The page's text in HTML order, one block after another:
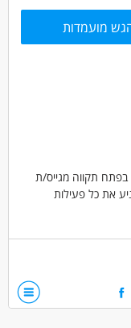
מועמדות
בפתח תקווה מגייס/ת
את כל פעילות
– יתרון